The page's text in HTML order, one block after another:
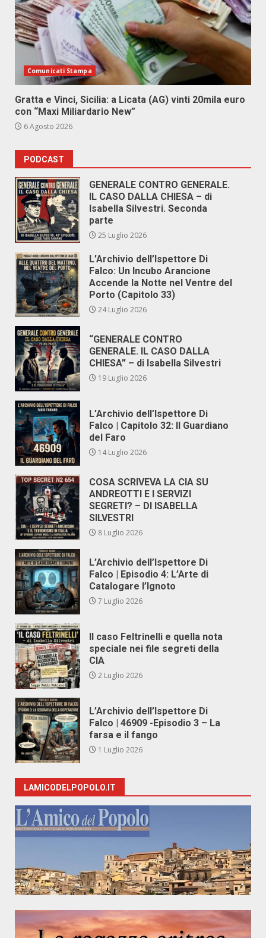
Comunicati Stampa
Gratta e Vinci, Sicilia: a Licata (AG) vinti 20mila euro
con “Maxi Miliardario New”
6 Agosto 2026
PODCAST
GENERALE CONTRO GENERALE.
IL CASO DALLA CHIESA – di
Isabella Silvestri. Seconda
parte
25 Luglio 2026
L’Archivio dell’Ispettore Di
Falco: Un Incubo Arancione
Accende la Notte nel Ventre del
Porto (Capitolo 33)
24 Luglio 2026
“GENERALE CONTRO
GENERALE. IL CASO DALLA
CHIESA” – di Isabella Silvestri
19 Luglio 2026
L’Archivio dell’Ispettore Di
Falco | Capitolo 32: Il Guardiano
del Faro
14 Luglio 2026
COSA SCRIVEVA LA CIA SU
ANDREOTTI E I SERVIZI
SEGRETI? – DI ISABELLA
SILVESTRI
8 Luglio 2026
L’Archivio dell’Ispettore Di
Falco | Episodio 4: L’Arte di
Catalogare l’Ignoto
7 Luglio 2026
Il caso Feltrinelli e quella nota
speciale nei file segreti della
CIA
2 Luglio 2026
L’Archivio dell’Ispettore Di
Falco | 46909 -Episodio 3 – La
farsa e il fango
1 Luglio 2026
LAMICODELPOPOLO.IT